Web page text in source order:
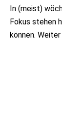
In (meist)
Fokus stehen
können.